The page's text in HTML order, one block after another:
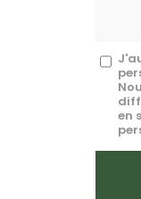
en